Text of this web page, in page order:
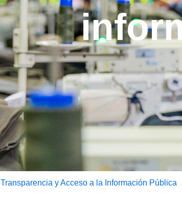
Transparencia y Acceso a la Información Pública